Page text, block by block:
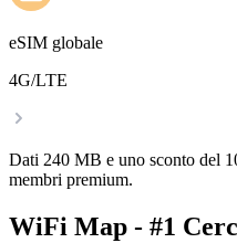
eSIM globale
4G/LTE
Dati 240 MB e uno sconto del
membri premium.
WiFi Map - #1